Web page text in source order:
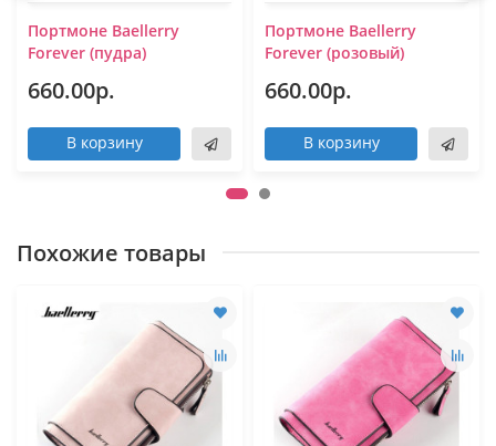
Портмоне Baellerry
Forever (пудра)
660.00р.
В корзину
Портмоне Baellerry
Forever (розовый)
660.00р.
В корзину
Похожие товары